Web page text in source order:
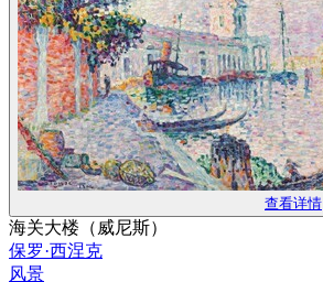
查看详情
海关大楼（威尼斯）
保罗·西涅克
风景